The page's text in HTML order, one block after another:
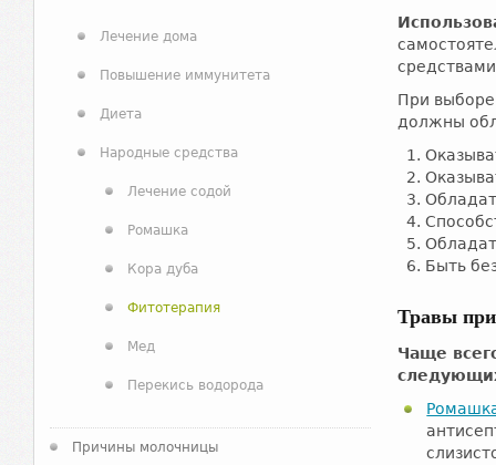
Лечение дома
Повышение иммунитета
Диета
Народные средства
Лечение содой
Ромашка
Кора дуба
Фитотерапия
Мед
Перекись водорода
Причины молочницы
При выборе
должны
Быть
Травы
Чаще